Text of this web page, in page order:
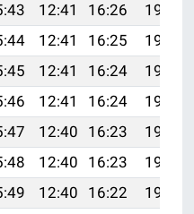
12:41 16:26
19:29
12:41 16:25
19:28
12:41 16:24
19:27
12:41 16:24
19:25
12:40 16:23
19:24
12:40 16:23
19:22
12:40 16:22
19:21